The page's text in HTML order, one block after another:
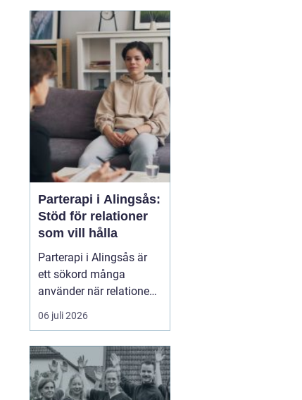
länge innan de söker
hjälp, fast problemen
ofta går att påverka. En
naprapat i Köping kan
hjälpa till att hitta
orsaken bak...
Parterapi i Alingsås:
Stöd för relationer
som vill hålla
Parterapi i Alingsås är
ett sökord många
använder när relationen
börjar skava och
vardagen känns mer
samarbete. När
konflikter upprepas,
tystnaden växer eller
06 juli 2026